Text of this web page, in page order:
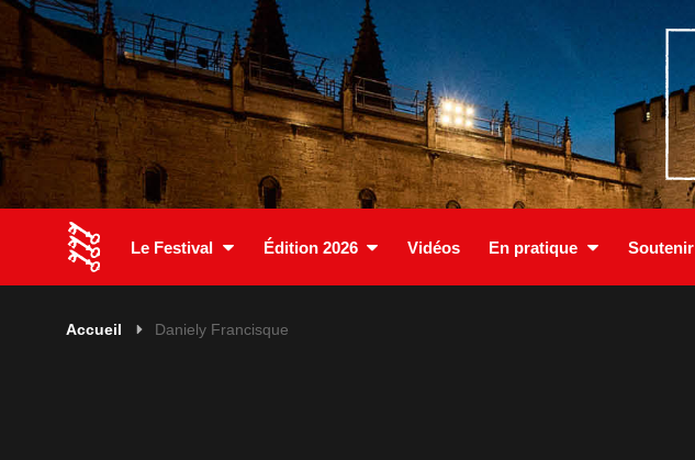
Le Festival Édition 2026 Vidéos En pratique Soutenir
Accueil Daniely Francisque